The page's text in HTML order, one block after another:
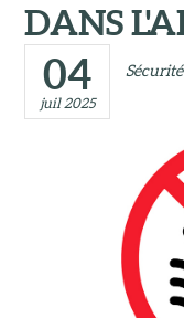
DANS
04
juil 2025
Sécurité